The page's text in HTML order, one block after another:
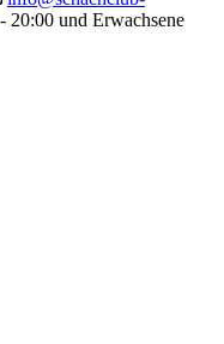
20:00 und Erwachsene